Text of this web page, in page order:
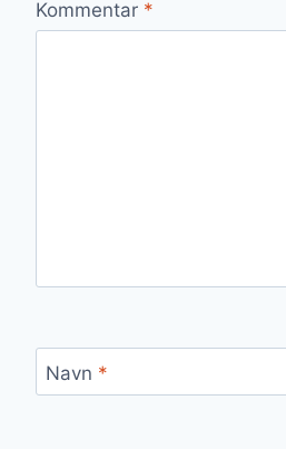
Kommentar *
Navn *